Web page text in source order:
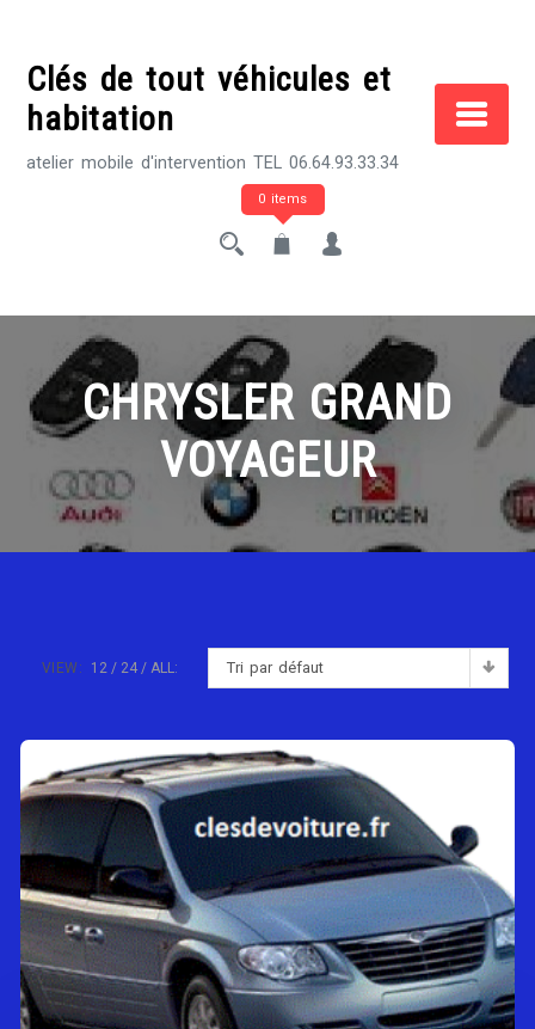
contentClés de tout véhicules et
habitation
atelier mobile d'intervention TEL 06.64.93.33.34
0 items
CHRYSLER GRAND
VOYAGEUR
Tri par défaut
VIEW: 12 24 ALL: